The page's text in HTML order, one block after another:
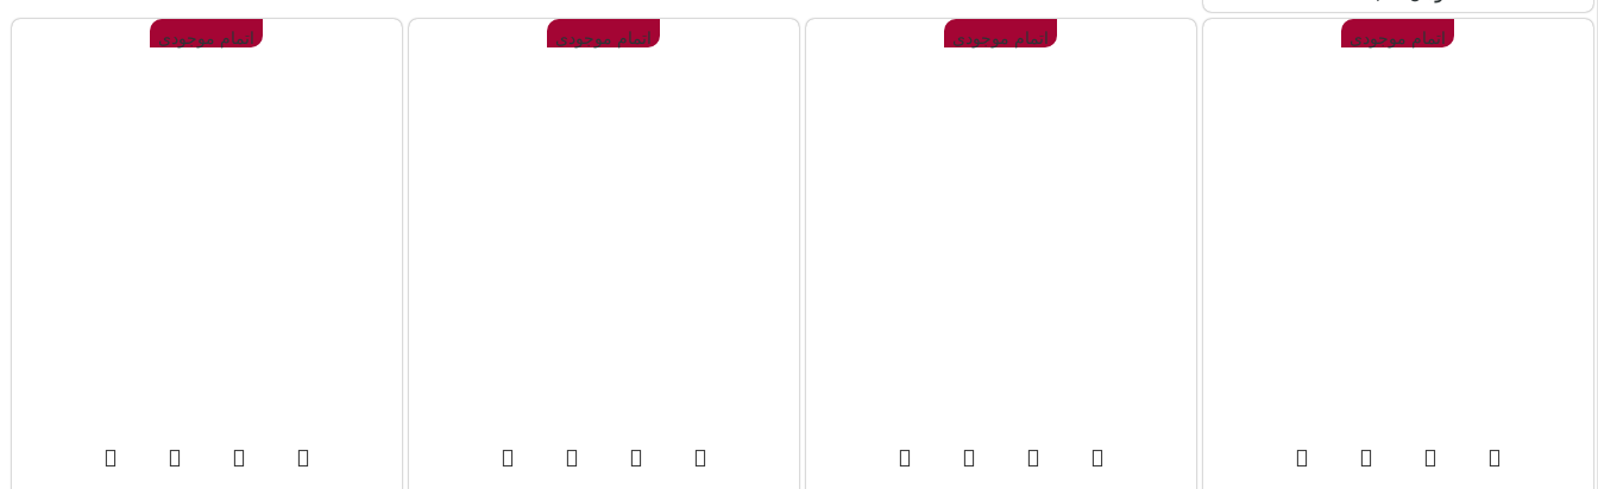
اتمام موجودی اتمام موجودی اتمام موجودی اتمام موجودی